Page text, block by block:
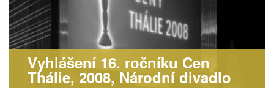
Vyhlášení 16. ročníku Cen
Thálie, 2008, Národní divadlo